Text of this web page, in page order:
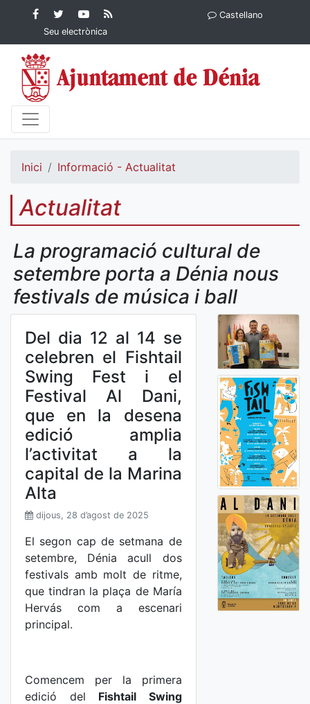
Contingut principalFacebook
Ajuntament de Dénia
Twitter
Ajuntament de
Dénia
YouTube
Ajuntament
de Dénia
Ajuntament
Seu electrònica
Castellano
Inici Informació - Actualitat
Actualitat
La programació cultural de
setembre porta a Dénia nous
festivals de música i ball
Del dia 12 al 14 se
celebren el Fishtail
Swing Fest i el
Festival Al Dani,
que en la desena
edició amplia
l’activitat a la
capital de la Marina
Alta
dijous, 28 d’agost de 2025
El segon cap de setmana de
setembre, Dénia acull dos
festivals amb molt de ritme,
que tindran la plaça de María
Hervás com a escenari
principal.
Comencem per la primera
edició del Fishtail Swing